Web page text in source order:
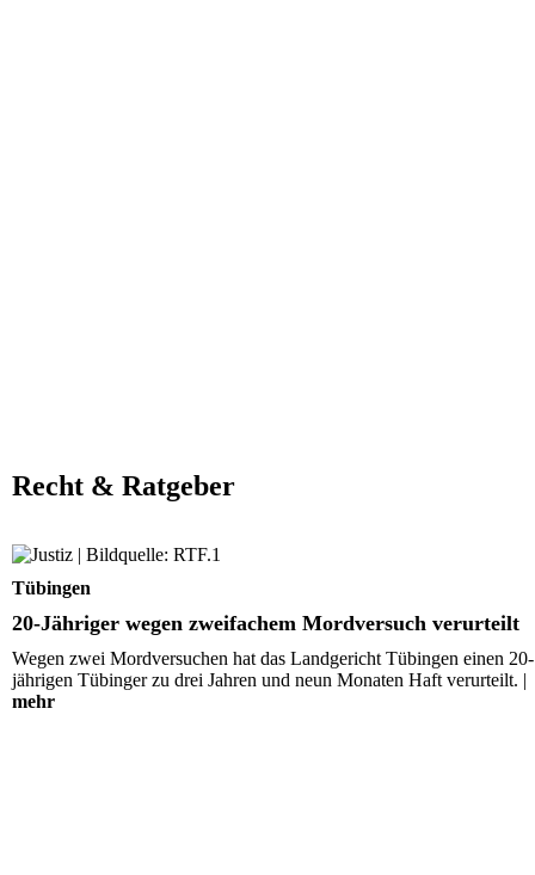
Recht & Ratgeber
20-Jähriger wegen zweifachem Mordversuch verurteilt
Tübingen
20-Jähriger wegen zweifachem Mordversuch verurteilt
Wegen zwei Mordversuchen hat das Landgericht Tübingen einen 20-
jährigen Tübinger zu drei Jahren und neun Monaten Haft verurteilt. |
mehr